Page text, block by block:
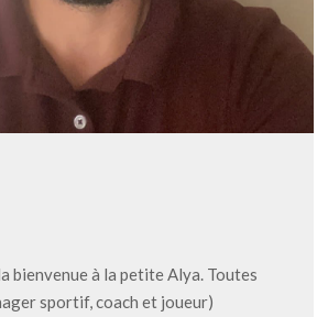
bienvenue à la petite Alya. Toutes
sportif, coach et joueur)